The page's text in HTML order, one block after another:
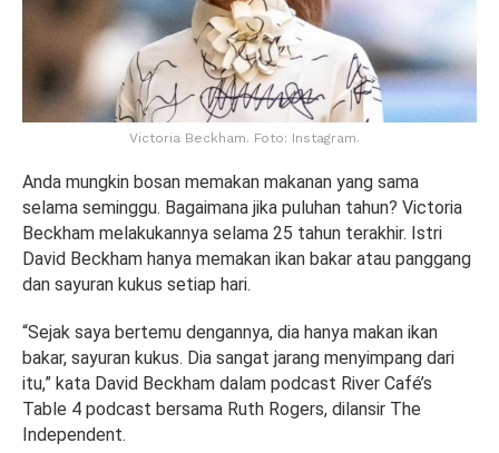
Victoria Beckham. Foto: Instagram.
Anda mungkin bosan memakan makanan yang sama
selama seminggu. Bagaimana jika puluhan tahun? Victoria
Beckham melakukannya selama 25 tahun terakhir. Istri
David Beckham hanya memakan ikan bakar atau panggang
dan sayuran kukus setiap hari.
“Sejak saya bertemu dengannya, dia hanya makan ikan
bakar, sayuran kukus. Dia sangat jarang menyimpang dari
itu,” kata David Beckham dalam podcast River Café’s
Table 4 podcast bersama Ruth Rogers, dilansir The
Independent.